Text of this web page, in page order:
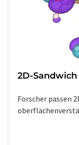
2D-
Forscher passen